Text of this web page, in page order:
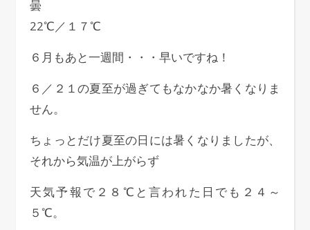
曇
22℃／１７℃
６月もあと一週間・・・早いですね！
６／２１の夏至が過ぎてもなかなか暑くなりま
せん。
ちょっとだけ夏至の日には暑くなりましたが、
それから気温が上がらず
天気予報で２８℃と言われた日でも２４～
５℃。